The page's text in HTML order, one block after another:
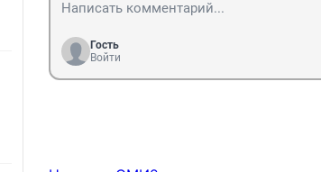
Гость
Войти